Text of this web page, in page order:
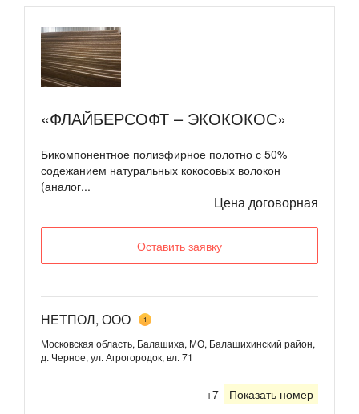
«ФЛАЙБЕРСОФТ – ЭКОКОКОС»
Бикомпонентное полиэфирное полотно с 50%
содежанием натуральных кокосовых волокон
(аналог...
Цена договорная
Оставить заявку
НЕТПОЛ, ООО 1
Московская область, Балашиха, МО, Балашихинский район,
д. Черное, ул. Агрогородок, вл. 71
+7 Показать номер